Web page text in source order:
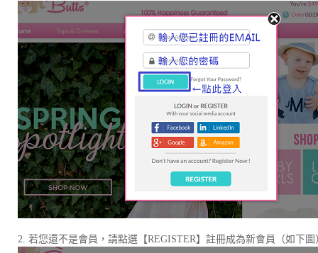
2. 若您還不是會員，請點選【REGISTER】註冊成為新會員（如下圖